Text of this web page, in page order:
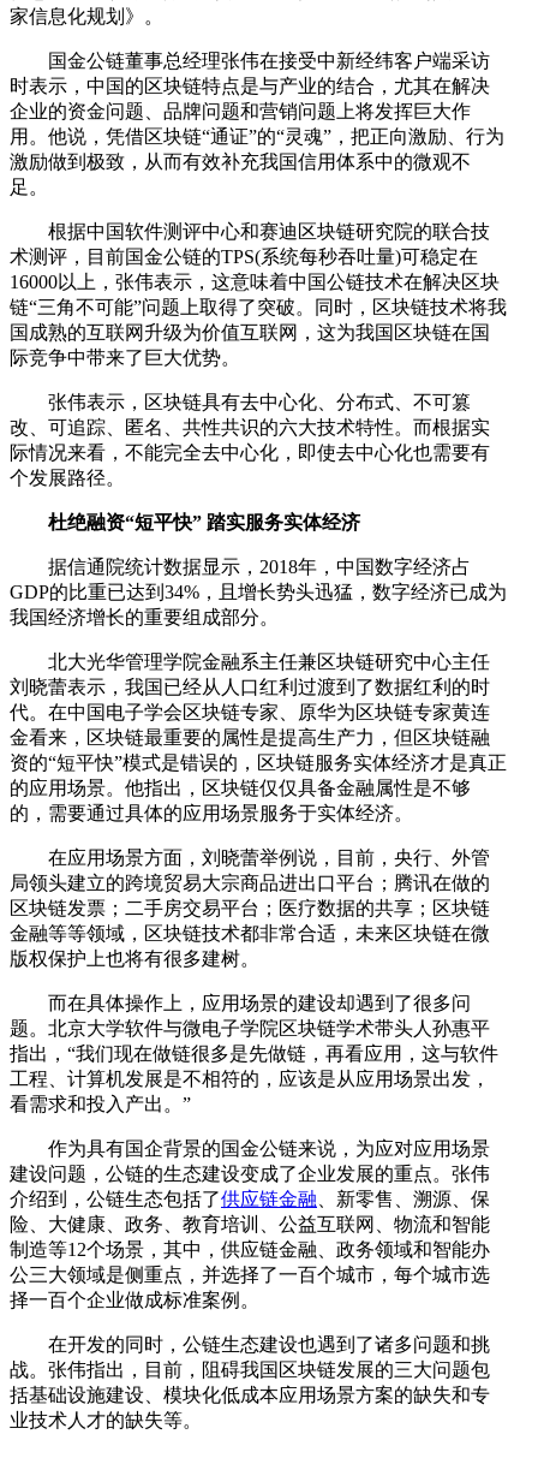
家信息化规划》。
国金公链董事总经理张伟在接受中新经纬客户端采访
时表示，中国的区块链特点是与产业的结合，尤其在解决
企业的资金问题、品牌问题和营销问题上将发挥巨大作
用。他说，凭借区块链“通证”的“灵魂”，把正向激励、行为
激励做到极致，从而有效补充我国信用体系中的微观不
足。
根据中国软件测评中心和赛迪区块链研究院的联合技
术测评，目前国金公链的TPS(系统每秒吞吐量)可稳定在
16000以上，张伟表示，这意味着中国公链技术在解决区块
链“三角不可能”问题上取得了突破。同时，区块链技术将我
国成熟的互联网升级为价值互联网，这为我国区块链在国
际竞争中带来了巨大优势。
张伟表示，区块链具有去中心化、分布式、不可篡
改、可追踪、匿名、共性共识的六大技术特性。而根据实
际情况来看，不能完全去中心化，即使去中心化也需要有
个发展路径。
杜绝融资“短平快” 踏实服务实体经济
据信通院统计数据显示，2018年，中国数字经济占
GDP的比重已达到34%，且增长势头迅猛，数字经济已成为
我国经济增长的重要组成部分。
北大光华管理学院金融系主任兼区块链研究中心主任
刘晓蕾表示，我国已经从人口红利过渡到了数据红利的时
代。在中国电子学会区块链专家、原华为区块链专家黄连
金看来，区块链最重要的属性是提高生产力，但区块链融
资的“短平快”模式是错误的，区块链服务实体经济才是真正
的应用场景。他指出，区块链仅仅具备金融属性是不够
的，需要通过具体的应用场景服务于实体经济。
在应用场景方面，刘晓蕾举例说，目前，央行、外管
局领头建立的跨境贸易大宗商品进出口平台；腾讯在做的
区块链发票；二手房交易平台；医疗数据的共享；区块链
金融等等领域，区块链技术都非常合适，未来区块链在微
版权保护上也将有很多建树。
而在具体操作上，应用场景的建设却遇到了很多问
题。北京大学软件与微电子学院区块链学术带头人孙惠平
指出，“我们现在做链很多是先做链，再看应用，这与软件
工程、计算机发展是不相符的，应该是从应用场景出发，
看需求和投入产出。”
作为具有国企背景的国金公链来说，为应对应用场景
建设问题，公链的生态建设变成了企业发展的重点。张伟
介绍到，公链生态包括了供应链金融 、新零售、溯源、保
险、大健康、政务、教育培训、公益互联网、物流和智能
制造等12个场景，其中，供应链金融、政务领域和智能办
公三大领域是侧重点，并选择了一百个城市，每个城市选
择一百个企业做成标准案例。
在开发的同时，公链生态建设也遇到了诸多问题和挑
战。张伟指出，目前，阻碍我国区块链发展的三大问题包
括基础设施建设、模块化低成本应用场景方案的缺失和专
业技术人才的缺失等。